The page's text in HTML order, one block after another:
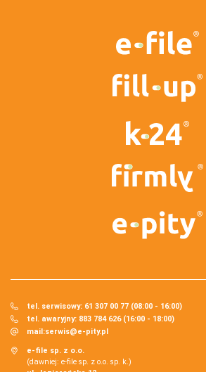
tel. serwisowy: 61 307 00 77 (08:00 - 16:00)
tel. awaryjny: 883 784 626 (16:00 - 18:00)
mail:serwis@e-pity.pl
e-file sp. z o.o.
(dawniej: e-file sp. z o.o. sp. k.)